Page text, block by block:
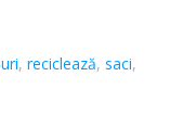
,reciclează,saci,